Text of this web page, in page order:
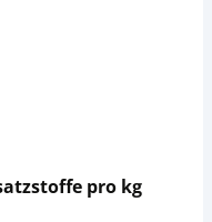
pro kg